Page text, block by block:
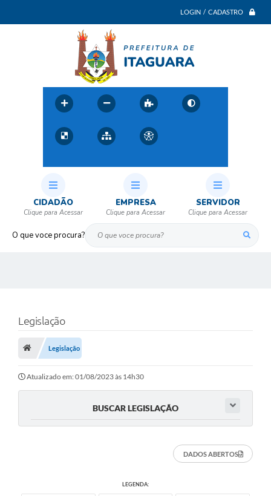
LOGIN / CADASTRO
O que voce procura?
CIDADÃO EMPRESA SERVIDOR
Legislação
Legislação
Atualizado em: 01/08/2023 às 14h30
BUSCAR LEGISLAÇÃO
DADOS ABERTOS
LEGENDA: